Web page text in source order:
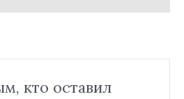
кто оставил